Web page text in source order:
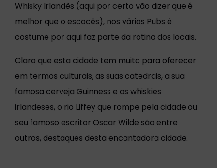
Whisky Irlandês (aqui por certo vão dizer que é
melhor que o escocês), nos vários Pubs é
costume por aqui faz parte da rotina dos locais.
Claro que esta cidade tem muito para oferecer
em termos culturais, as suas catedrais, a sua
famosa cerveja Guinness e os whiskies
irlandeses, o rio Liffey que rompe pela cidade ou
seu famoso escritor Oscar Wilde são entre
outros, destaques desta encantadora cidade.